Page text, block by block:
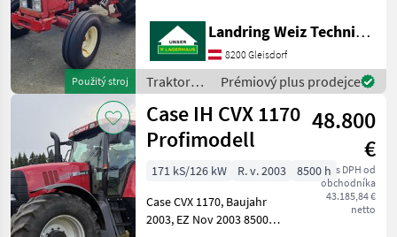
Použitý stroj
Landring Weiz Technikzentrum Süd
8200 Gleisdorf
Traktory /
Case IH
Prémiový plus prodejce
Case IH CVX 1170
Profimodell
48.800
€
s DPH od
obchodníka
43.185,84 €
netto
171 kS/126 kW R. v. 2003
8500 h
Case CVX 1170, Baujahr
2003, EZ Nov 2003 8500